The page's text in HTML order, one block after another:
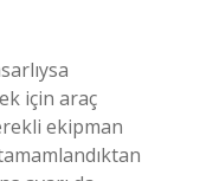
için araç
ekipman